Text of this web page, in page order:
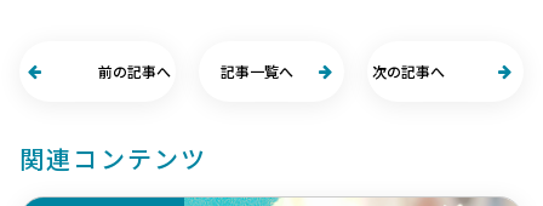
前の記事へ 記事一覧へ 次の記事へ
関連コンテンツ